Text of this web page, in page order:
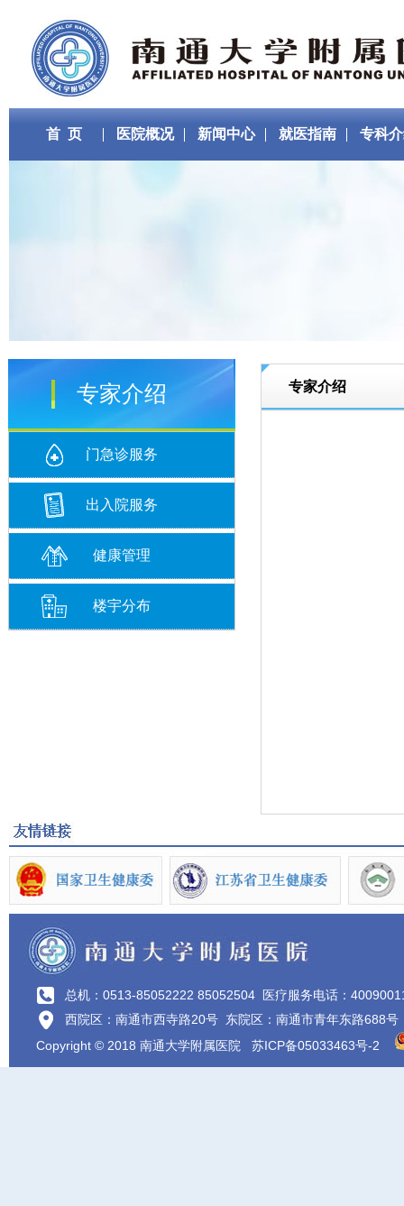
首 页 医院概况 新闻中心 就医指南 专科
专家介绍
门急诊服务
出入院服务
健康管理
楼宇分布
专家介绍
总机：0513-85052222 85052504 医疗服务电话：
西院区：南通市西寺路20号 东院区：南通市青年东路688号
Copyright © 2018 南通大学附属医院 苏ICP备05033463号-2